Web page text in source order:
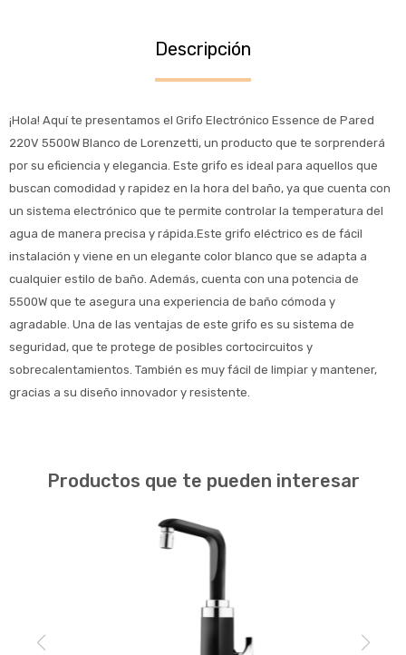
Descripción
¡Hola! Aquí te presentamos el Grifo Electrónico Essence de Pared
220V 5500W Blanco de Lorenzetti, un producto que te sorprenderá
por su eficiencia y elegancia. Este grifo es ideal para aquellos que
buscan comodidad y rapidez en la hora del baño, ya que cuenta con
un sistema electrónico que te permite controlar la temperatura del
agua de manera precisa y rápida.Este grifo eléctrico es de fácil
instalación y viene en un elegante color blanco que se adapta a
cualquier estilo de baño. Además, cuenta con una potencia de
5500W que te asegura una experiencia de baño cómoda y
agradable. Una de las ventajas de este grifo es su sistema de
seguridad, que te protege de posibles cortocircuitos y
sobrecalentamientos. También es muy fácil de limpiar y mantener,
gracias a su diseño innovador y resistente.
Productos que te pueden interesar